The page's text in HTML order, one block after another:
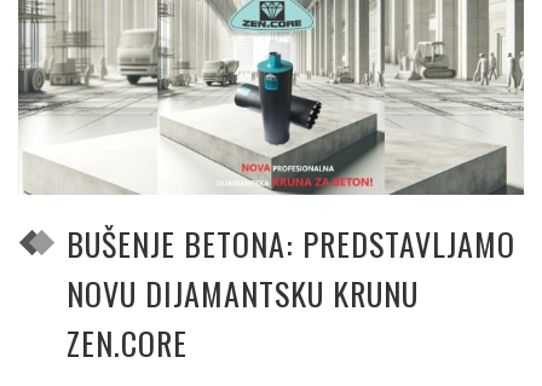
BUŠENJE BETONA: PREDSTAVLJAMO
NOVU DIJAMANTSKU KRUNU
ZEN.CORE